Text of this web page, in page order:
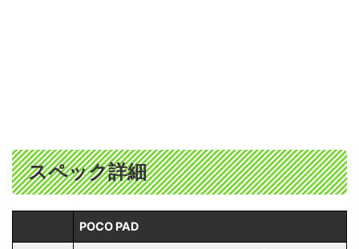
スペック詳細
POCO PAD